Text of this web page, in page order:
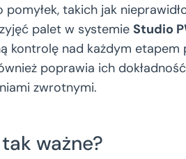
takich jak
palet w systemie Studio
kontrolę nad każdym etapem
poprawia ich
zwrotnymi.
ważne?